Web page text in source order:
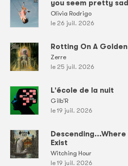
you seem pretty
Olivia Rodrigo
le 26 juil. 2026
Rotting On A
Zerre
le 25 juil. 2026
L'école de la nuit
Gilb'R
le 19 juil. 2026
Descending...Where
Exist
Witching Hour
le 19 juil. 2026